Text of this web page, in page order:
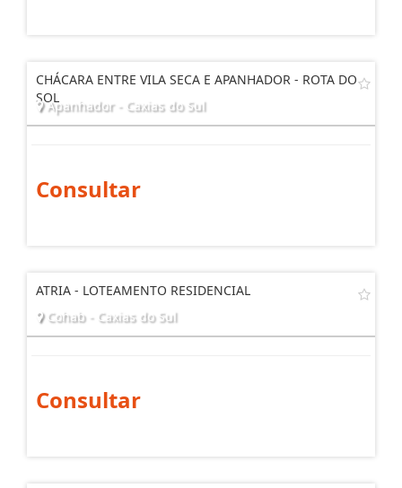
CHÁCARA ENTRE VILA SECA E APANHADOR - ROTA DO
SOL
Apanhador - Caxias do Sul
Consultar
ATRIA - LOTEAMENTO RESIDENCIAL
Cohab - Caxias do Sul
Consultar